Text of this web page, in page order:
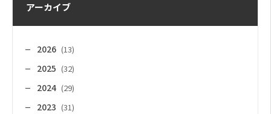
アーカイブ
2026 (13)
2025 (32)
2024 (29)
2023 (31)